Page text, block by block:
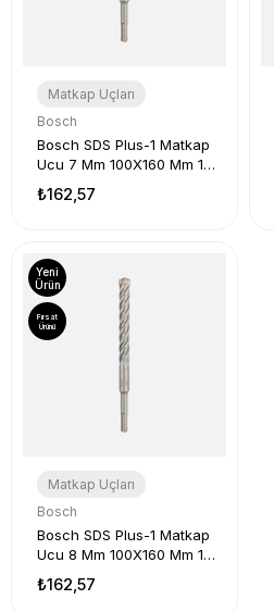
Matkap Uçları
Bosch
Bosch SDS Plus-1 Matkap
Ucu 7 Mm 100X160 Mm 1
₺162,57
Matkap Uçları
Bosch
Bosch SDS Plus-1 Matkap
Ucu 8 Mm 100X160 Mm 1
₺162,57
Yeni
Ürün
Fırsat
Ürünü